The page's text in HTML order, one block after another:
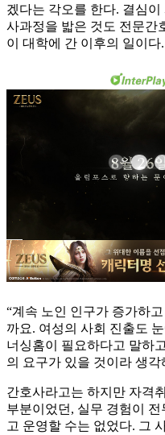
겠다는 각오를 한다. 결심
사과정을 밟은 것도 전문간
이 대학에 간 이후의 일이다.
“계속 노인 인구가 증가하
까요. 여성의 사회 진출도
너싱홈이 필요하다고 말하
의 요구가 있을 것이라 생
간호사라고는 하지만 자격
부분이었던, 실무 경험이
고 운영할 수는 없었다. 그